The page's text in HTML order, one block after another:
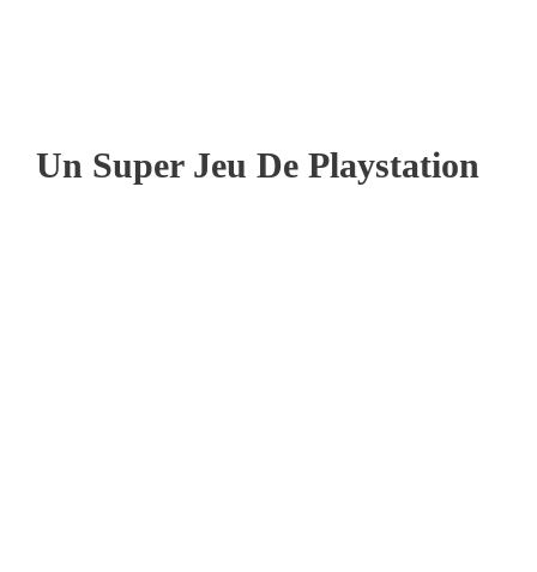
Un Super Jeu De Playstation